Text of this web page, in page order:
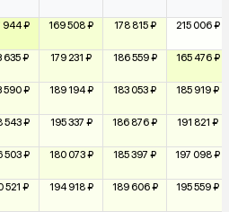
944 ₽ 169 508 ₽ 178 815 ₽ 215 006 ₽
635 ₽ 179 231 ₽ 186 559 ₽ 165 476 ₽
590 ₽ 189 194 ₽ 183 053 ₽ 185 919 ₽
543 ₽ 195 337 ₽ 186 876 ₽ 191 821 ₽
503 ₽ 180 073 ₽ 185 397 ₽ 197 098 ₽
521 ₽ 194 918 ₽ 189 606 ₽ 195 559 ₽